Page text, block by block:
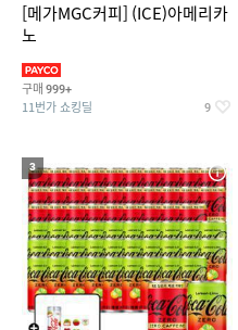
[메가MGC커피] (ICE)아메리카
노
구매 999+
11번가 쇼킹딜 9
3